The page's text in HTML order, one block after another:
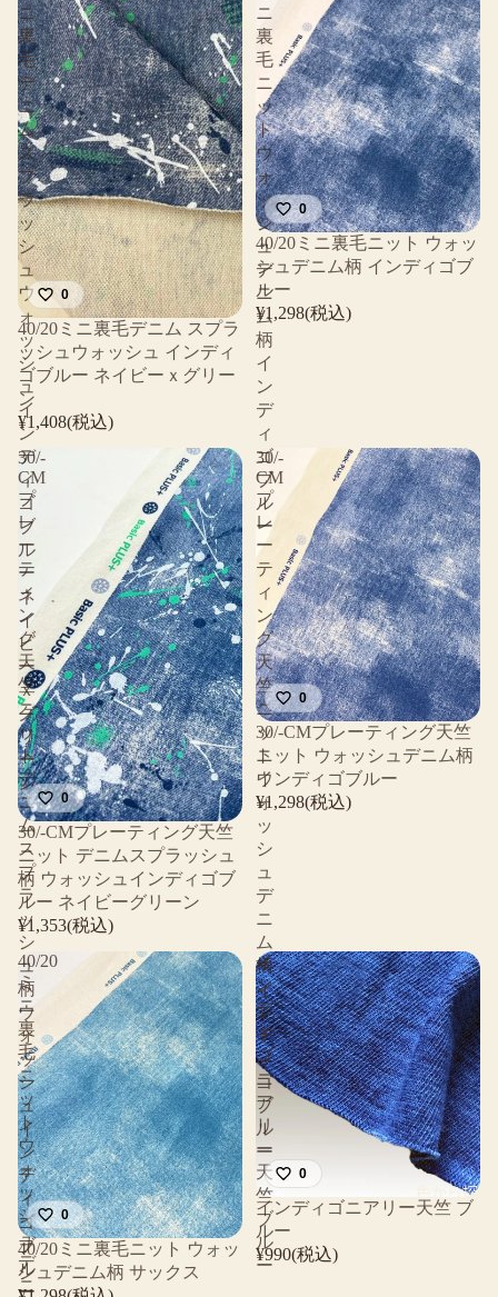
色から探す
ニ
裏
毛
デ
ニ
ム
ス
プ
ラ
ッ
シ
ュ
ウ
ォ
ッ
シ
ュ
イ
ン
デ
ィ
ゴ
ブ
ル
ー
ネ
イ
ビ
ー
ｘ
グ
リ
ー
ン
0
40/20ミニ裏毛デニム スプラ
ッシュウォッシュ インディ
ゴブルー ネイビーｘグリー
ン
¥1,408(税込)
ニ
裏
毛
ニ
ッ
ト
ウ
ォ
ッ
シ
ュ
デ
ニ
ム
柄
イ
ン
デ
ィ
ゴ
ブ
ル
ー
0
40/20ミニ裏毛ニット ウォッ
シュデニム柄 インディゴブ
ルー
¥1,298(税込)
30/-
CM
プ
レ
ー
テ
ィ
ン
グ
天
竺
ニ
ッ
ト
デ
ニ
ム
ス
プ
ラ
ッ
シ
ュ
柄
ウ
ォ
ッ
シ
ュ
イ
ン
デ
ィ
ゴ
ブ
ル
ー
0
30/-CMプレーティング天竺
ニット デニムスプラッシュ
柄 ウォッシュインディゴブ
ルー ネイビーグリーン
¥1,353(税込)
30/-
CM
プ
レ
ー
テ
ィ
ン
グ
天
竺
ニ
ッ
ト
ウ
ォ
ッ
シ
ュ
デ
ニ
ム
柄
イ
ン
デ
ィ
ゴ
ブ
ル
ー
0
30/-CMプレーティング天竺
ニット ウォッシュデニム柄
インディゴブルー
¥1,298(税込)
40/20
ミ
ニ
裏
毛
ニ
ッ
ト
ウ
ォ
ッ
シ
ュ
デ
ニ
0
40/20ミニ裏毛ニット ウォッ
シュデニム柄 サックス
イ
ン
デ
ィ
ゴ
ニ
ア
リ
ー
天
竺
ブ
ル
ー
0
インディゴニアリー天竺 ブ
ルー
¥990(税込)